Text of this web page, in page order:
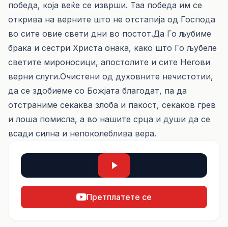
победа, која веќе се изврши. Таа победа им се
открива на верните што не отстапија од Господа
во сите овие свети дни во постот.Да Го љубиме
брака и сестри Христа онака, како што Го љубеле
светите мироносици, апостолите и сите Негови
верни слуги.Очистени од духовните нечистотии,
да се здобиеме со Божјата благодат, па да
отстраниме секаква злоба и пакост, секаков грев
и лоша помисла, а во нашите срца и души да се
всади силна и непоколеблива вера.
Претплатете се